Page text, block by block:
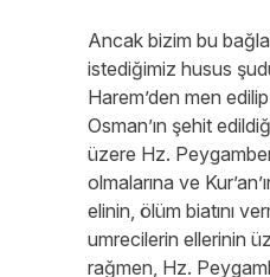
Ancak bizim bu
istediğimiz husus
Harem’den men
Osman’ın şehit
üzere Hz.
olmalarına ve
elinin, ölüm biatını
umrecilerin ellerinin
rağmen, Hz.